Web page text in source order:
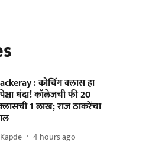
: कोचिंग क्लास हा
धंदा! कॉलेजची फी 20
1 लाख; राज ठाकरेंचा
4 hours ago